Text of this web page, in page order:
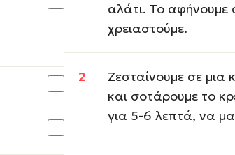
αλάτι. Το αφήνουμε
χρειαστούμε.
Ζεσταίνουμε σε
και σοτάρουμε το
για 5-6 λεπτά, να